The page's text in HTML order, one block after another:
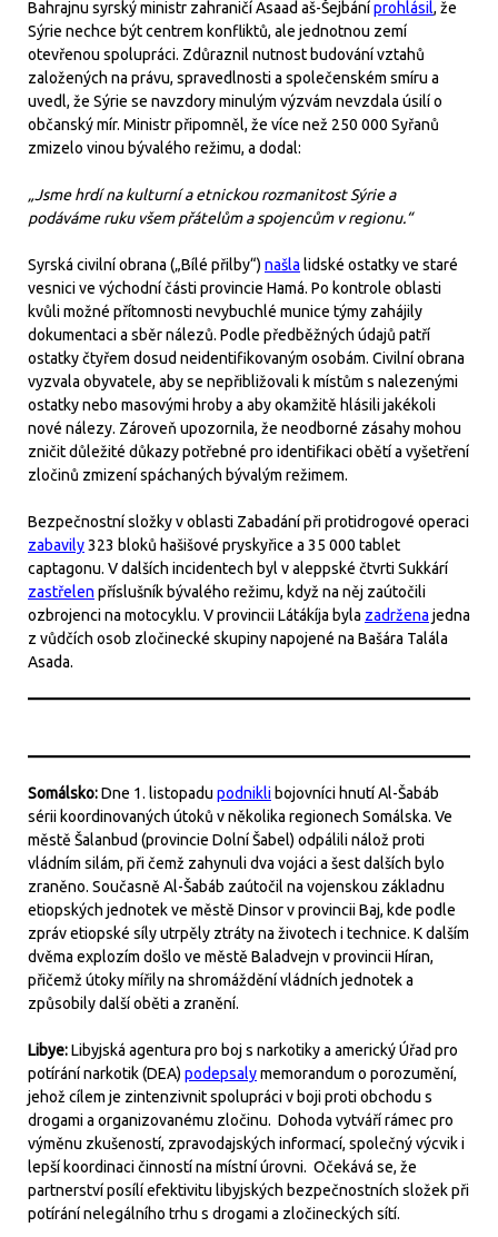
Bahrajnu syrský ministr zahraničí Asaad aš-Šejbáníprohlásil, že
Sýrie nechce být centrem konfliktů, ale jednotnou zemí
otevřenou spolupráci. Zdůraznil nutnost budování vztahů
založených na právu, spravedlnosti a společenském smíru a
uvedl, že Sýrie se navzdory minulým výzvám nevzdala úsilí o
občanský mír. Ministr připomněl, že více než 250 000 Syřanů
zmizelo vinou bývalého režimu, a dodal:
„Jsme hrdí na kulturní a etnickou rozmanitost Sýrie a
podáváme ruku všem přátelům a spojencům v regionu.“
Syrská civilní obrana („Bílé přilby“) našla lidské ostatky ve staré
vesnici ve východní části provincie Hamá. Po kontrole oblasti
kvůli možné přítomnosti nevybuchlé munice týmy zahájily
dokumentaci a sběr nálezů. Podle předběžných údajů patří
ostatky čtyřem dosud neidentifikovaným osobám. Civilní obrana
vyzvala obyvatele, aby se nepřibližovali k místům s nalezenými
ostatky nebo masovými hroby a aby okamžitě hlásili jakékoli
nové nálezy. Zároveň upozornila, že neodborné zásahy mohou
zničit důležité důkazy potřebné pro identifikaci obětí a vyšetření
zločinů zmizení spáchaných bývalým režimem.
Bezpečnostní složky v oblasti Zabadání při protidrogové operaci
zabavily323 bloků hašišové pryskyřice a 35 000 tablet
captagonu. V dalších incidentech byl v aleppské čtvrti Sukkárí
zastřelen příslušník bývalého režimu, když na něj zaútočili
ozbrojenci na motocyklu. V provincii Látákíja byla zadržena jedna
z vůdčích osob zločinecké skupiny napojené na Bašára Talála
Asada.
Somálsko:Dne 1. listopadu podnikli bojovníci hnutí Al-Šabáb
sérii koordinovaných útoků v několika regionech Somálska. Ve
městě Šalanbud (provincie Dolní Šabel) odpálili nálož proti
vládním silám, při čemž zahynuli dva vojáci a šest dalších bylo
zraněno. Současně Al-Šabáb zaútočil na vojenskou základnu
etiopských jednotek ve městě Dinsor v provincii Baj, kde podle
zpráv etiopské síly utrpěly ztráty na životech i technice. K dalším
dvěma explozím došlo ve městě Baladvejn v provincii Híran,
přičemž útoky mířily na shromáždění vládních jednotek a
způsobily další oběti a zranění.
Libye:Libyjská agentura pro boj s narkotiky a americký Úřad pro
potírání narkotik (DEA) podepsalymemorandum o porozumění,
jehož cílem je zintenzivnit spolupráci v boji proti obchodu s
drogami a organizovanému zločinu. Dohoda vytváří rámec pro
výměnu zkušeností, zpravodajských informací, společný výcvik i
lepší koordinaci činností na místní úrovni. Očekává se, že
partnerství posílí efektivitu libyjských bezpečnostních složek při
potírání nelegálního trhu s drogami a zločineckých sítí.